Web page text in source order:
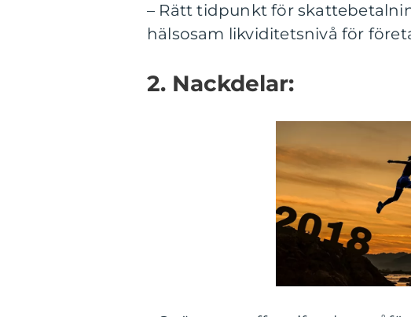
– Rätt tidpunkt för
hälsosam likviditetsnivå för
2. Nackdelar: